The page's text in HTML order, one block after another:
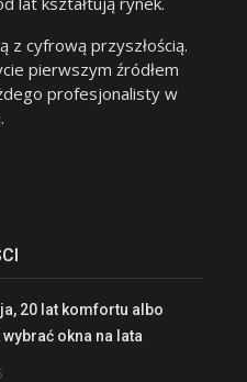
z cyfrową przyszłością.
pierwszym źródłem
profesjonalisty w
20 lat komfortu albo
okna na lata